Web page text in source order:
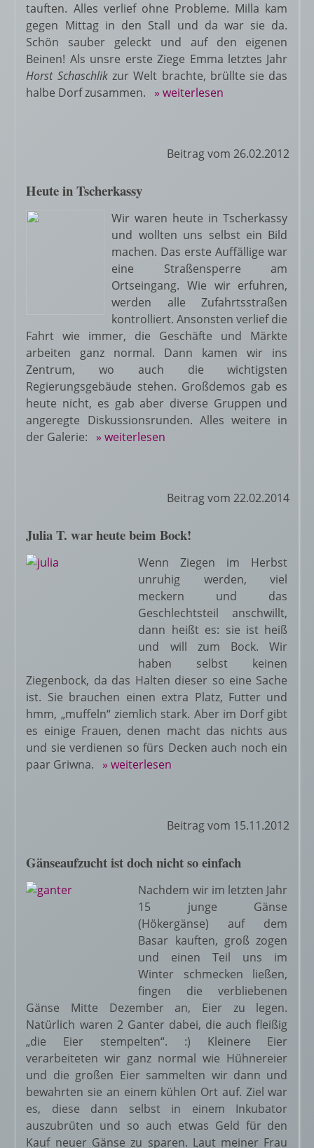
tauften. Alles verlief ohne Probleme. Milla kam
gegen Mittag in den Stall und da war sie da.
Schön sauber geleckt und auf den eigenen
Beinen! Als unsre erste Ziege Emma letztes Jahr
Horst Schaschlikzur Welt brachte, brüllte sie das
halbe Dorf zusammen. » weiterlesen
Beitrag vom 26.02.2012
Heute in Tscherkassy
Wir waren heute in Tscherkassy
und wollten uns selbst ein Bild
machen. Das erste Auffällige war
eine Straßensperre am
Ortseingang. Wie wir erfuhren,
werden alle Zufahrtsstraßen
kontrolliert. Ansonsten verlief die
Fahrt wie immer, die Geschäfte und Märkte
arbeiten ganz normal. Dann kamen wir ins
Zentrum, wo auch die wichtigsten
Regierungsgebäude stehen. Großdemos gab es
heute nicht, es gab aber diverse Gruppen und
angeregte Diskussionsrunden. Alles weitere in
der Galerie: » weiterlesen
Beitrag vom 22.02.2014
Julia T. war heute beim Bock!
Wenn Ziegen im Herbst
unruhig werden, viel
meckern und das
Geschlechtsteil anschwillt,
dann heißt es: sie ist heiß
und will zum Bock. Wir
haben selbst keinen
Ziegenbock, da das Halten dieser so eine Sache
ist. Sie brauchen einen extra Platz, Futter und
hmm, „muffeln“ ziemlich stark. Aber im Dorf gibt
es einige Frauen, denen macht das nichts aus
und sie verdienen so fürs Decken auch noch ein
paar Griwna. » weiterlesen
Beitrag vom 15.11.2012
Gänseaufzucht ist doch nicht so einfach
Nachdem wir im letzten Jahr
15 junge Gänse
(Hökergänse) auf dem
Basar kauften, groß zogen
und einen Teil uns im
Winter schmecken ließen,
fingen die verbliebenen
Gänse Mitte Dezember an, Eier zu legen.
Natürlich waren 2 Ganter dabei, die auch fleißig
„die Eier stempelten“. :) Kleinere Eier
verarbeiteten wir ganz normal wie Hühnereier
und die großen Eier sammelten wir dann und
bewahrten sie an einem kühlen Ort auf. Ziel war
es, diese dann selbst in einem Inkubator
auszubrüten und so auch etwas Geld für den
Kauf neuer Gänse zu sparen. Laut meiner Frau